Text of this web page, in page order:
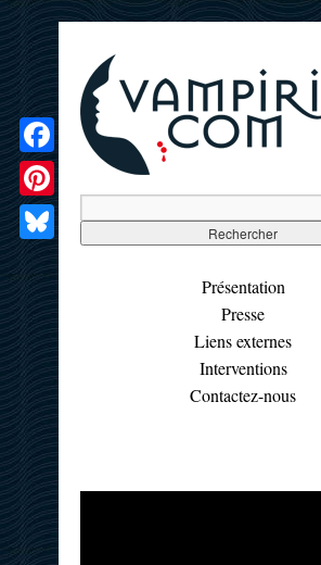
Présentation
Presse
Liens externes
Interventions
Contactez-nous
Facebook
Pinterest
Bluesky